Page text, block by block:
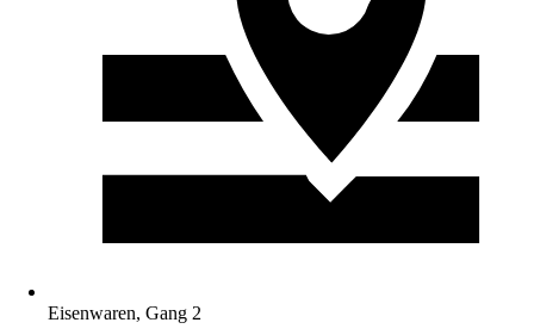
Eisenwaren, Gang 2